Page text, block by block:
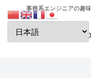
事務系エンジニアの趣